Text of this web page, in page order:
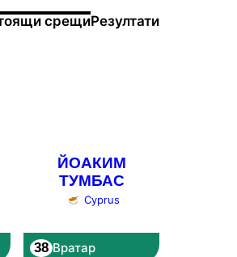
срещиРезултати
ЙОАКИМ
ТУМБАС
Cyprus
38 Вратар